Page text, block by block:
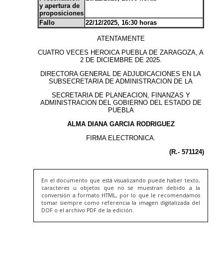
En el documento que está visualizando puede haber texto,
caracteres u objetos que no se muestran debido a la
conversión a formato HTML, por lo que le recomendamos
tomar siempre como referencia la imagen digitalizada del
DOF o el archivo PDF de la edición.